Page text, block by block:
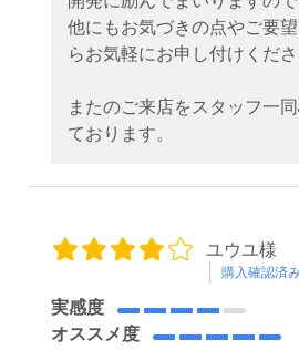
他にもお気づきの点やご要
らお気軽にお申し付けくださ
またのご来店をスタッフ一
ております。
ユウユ様
購入確認済
実感度
オススメ度